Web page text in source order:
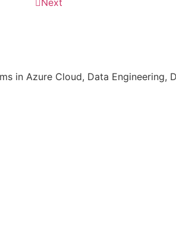
in Azure Cloud, Data Engineering,